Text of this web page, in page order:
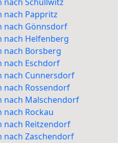
nach Pappritz
nach Gönnsdorf
nach Helfenberg
nach Borsberg
nach Eschdorf
nach Cunnersdorf
nach Rossendorf
nach Malschendorf
nach Rockau
nach Reitzendorf
nach Zaschendorf